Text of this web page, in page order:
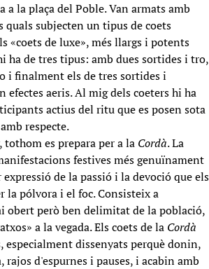
a la plaça del Poble. Van armats amb
quals subjecten un tipus de coets
«coets de luxe», més llargs i potents
ha de tres tipus: amb dues sortides i tro,
i finalment els de tres sortides i
efectes aeris. Al mig dels coeters hi ha
actius del ritu que es posen sota
respecte.
tothom es prepara per a la Cordà. La
festives més genuïnament
de la passió i la devoció que els
la pólvora i el foc. Consisteix a
obert però ben delimitat de la població,
a la vegada. Els coets de la Cordà
especialment dissenyats perquè donin,
rajos d'espurnes i pauses, i acabin amb